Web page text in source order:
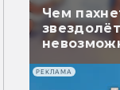
Чем
РЕКЛАМА